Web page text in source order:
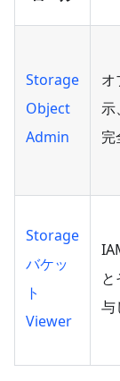
Storage
Object
Admin
オ
示
完
Storage
バケッ
ト
Viewer
与